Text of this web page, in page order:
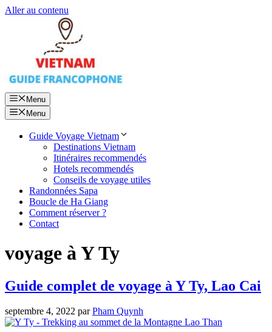
Aller au contenu
Menu
Menu
Guide Voyage Vietnam
Destinations Vietnam
Itinéraires recommendés
Hotels recommendés
Conseils de voyage utiles
Randonnées Sapa
Boucle de Ha Giang
Comment réserver ?
Contact
voyage à Y Ty
Guide complet de voyage à Y Ty, Lao Cai
septembre 4, 2022 parPham Quynh